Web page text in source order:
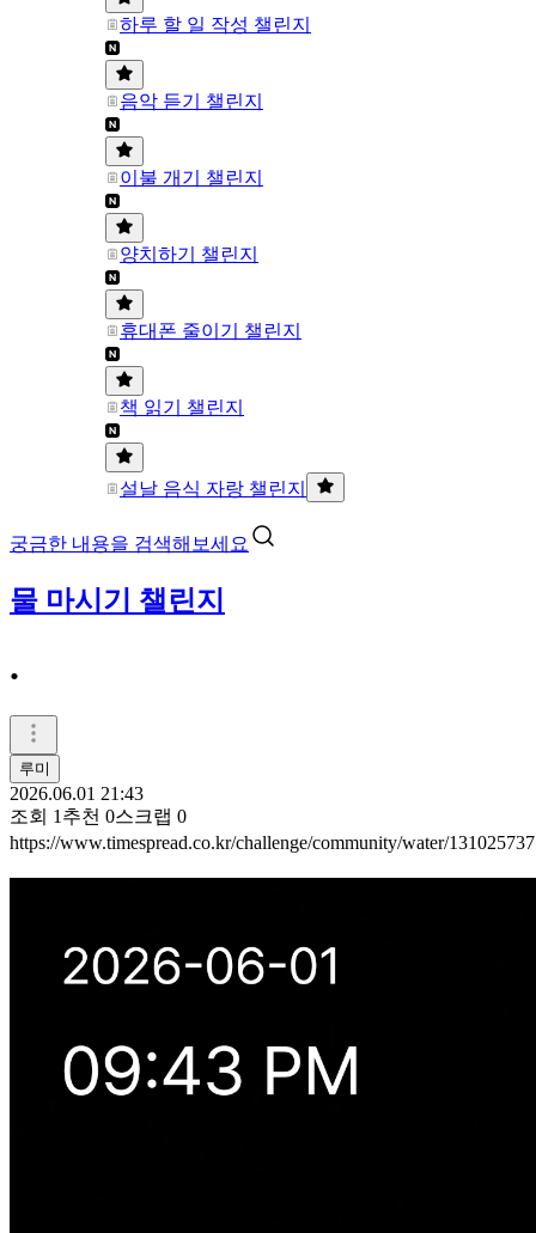
하루 할 일 작성 챌린지
음악 듣기 챌린지
이불 개기 챌린지
양치하기 챌린지
휴대폰 줄이기 챌린지
책 읽기 챌린지
설날 음식 자랑 챌린지
궁금한 내용을 검색해보세요
물 마시기 챌린지
.
루미
2026.06.01 21:43
조회 1 추천 0스크랩 0
https://www.timespread.co.kr/challenge/community/water/131025737